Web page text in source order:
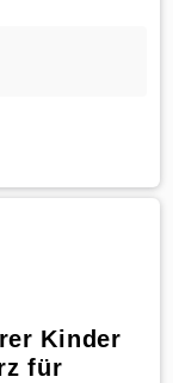
Kinder
für